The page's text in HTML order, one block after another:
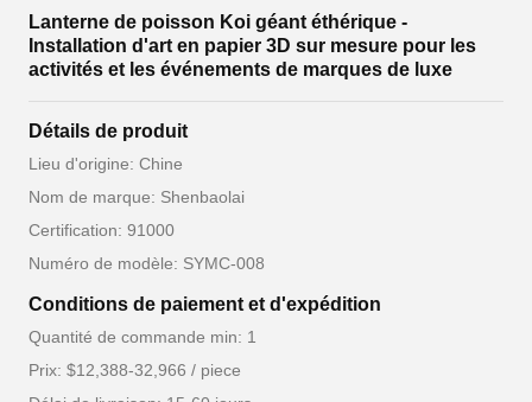
Lanterne de poisson Koi géant éthérique -
Installation d'art en papier 3D sur mesure pour les
activités et les événements de marques de luxe
Détails de produit
Lieu d'origine: Chine
Nom de marque: Shenbaolai
Certification: 91000
Numéro de modèle: SYMC-008
Conditions de paiement et d'expédition
Quantité de commande min: 1
Prix: $12,388-32,966 / piece